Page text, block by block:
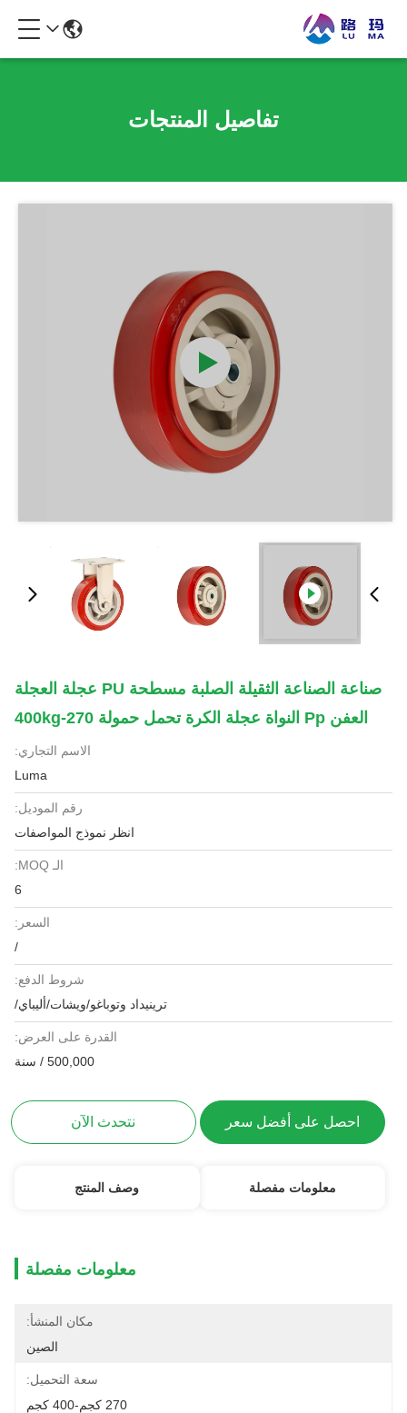
تفاصيل المنتجات
صناعة الصناعة الثقيلة الصلبة مسطحة PU عجلة العجلة
العفن Pp النواة عجلة الكرة تحمل حمولة 270-400kg
الاسم التجاري:
Luma
رقم الموديل:
انظر نموذج المواصفات
الـ MOQ:
6
السعر:
/
شروط الدفع:
ترينيداد وتوباغو/ويشات/أليباي/
القدرة على العرض:
500,000 / سنة
احصل على أفضل سعر نتحدث الآن
معلومات مفصلة وصف المنتج
معلومات مفصلة
مكان المنشأ:
الصين
سعة التحميل:
270 كجم-400 كجم